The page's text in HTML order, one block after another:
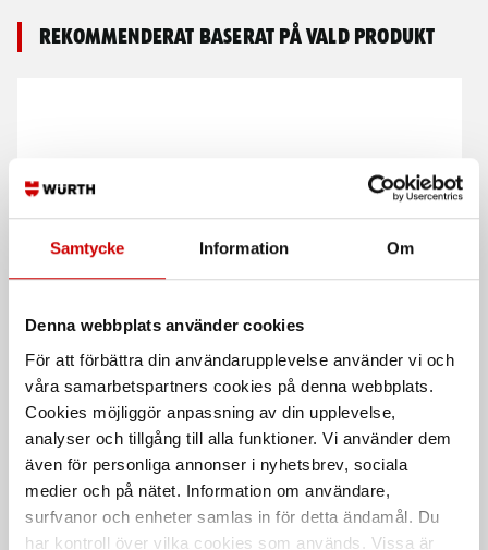
Samtycke Information Om
Denna webbplats använder cookies
För att förbättra din användarupplevelse använder vi och
våra samarbetspartners cookies på denna webbplats.
Cookies möjliggör anpassning av din upplevelse,
analyser och tillgång till alla funktioner. Vi använder dem
även för personliga annonser i nyhetsbrev, sociala
medier och på nätet. Information om användare,
surfvanor och enheter samlas in för detta ändamål. Du
har kontroll över vilka cookies som används. Vissa är
Rekommenderat baserat på vald produkt
Slagankare W-ED/S
ETA-godkänd för användning i
osprucken betong för medeltunga
till tunga laster.
Stål
Förzinkad FZB (A2K)
Slagankare W-ED/A4
ETA-godkänd för användning i
osprucken betong för medeltunga
till tunga laster.
Rostfritt syrafast stål A4